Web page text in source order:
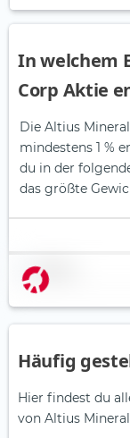
In welchem
Corp Aktie
Die Altius
mindestens 1 %
du in der
das größte
Name
Häufig
Hier findest du
von Altius